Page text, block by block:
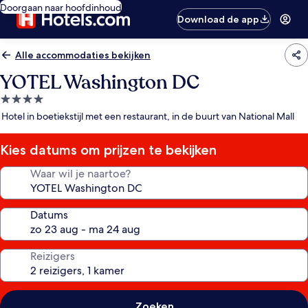
Doorgaan naar hoofdinhoud
Download de app
Alle accommodaties bekijken
YOTEL Washington DC
4.0-
sterrenaccommodatie
Hotel in boetiekstijl met een restaurant, in de buurt van National Mall
Kies datums om prijzen te bekijken
Waar wil je naartoe?
Datums
Reizigers